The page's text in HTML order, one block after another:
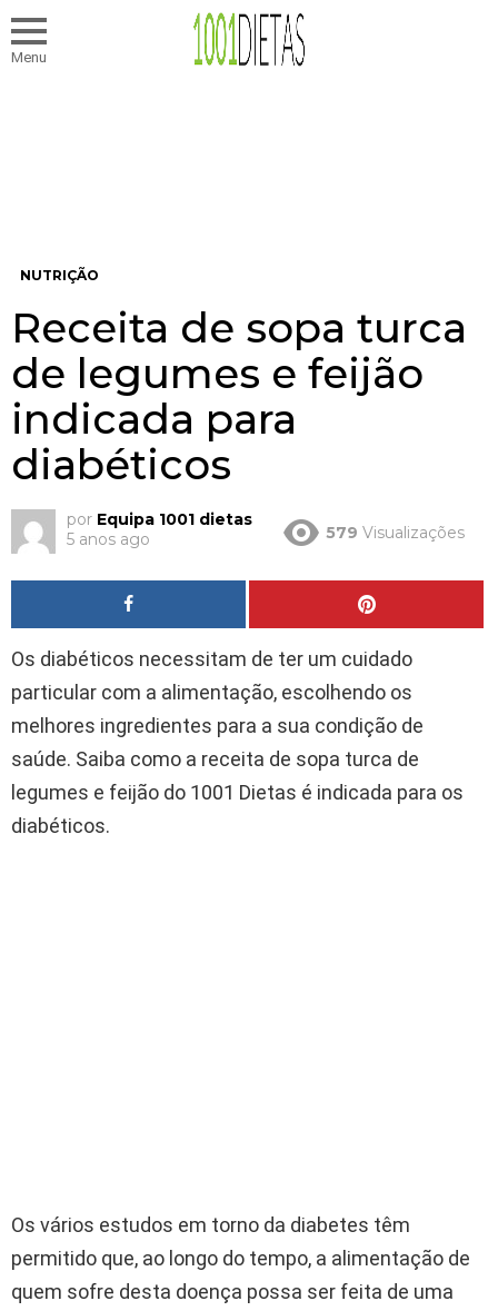
Menu
NUTRIÇÃO
Receita de sopa turca
de legumes e feijão
indicada para
diabéticos
por Equipa 1001 dietas
5 anos ago
579 Visualizações
Os diabéticos necessitam de ter um cuidado
particular com a alimentação, escolhendo os
melhores ingredientes para a sua condição de
saúde. Saiba como a receita de sopa turca de
legumes e feijão do 1001 Dietas é indicada para os
diabéticos.
Os vários estudos em torno da diabetes têm
permitido que, ao longo do tempo, a alimentação de
quem sofre desta doença possa ser feita de uma